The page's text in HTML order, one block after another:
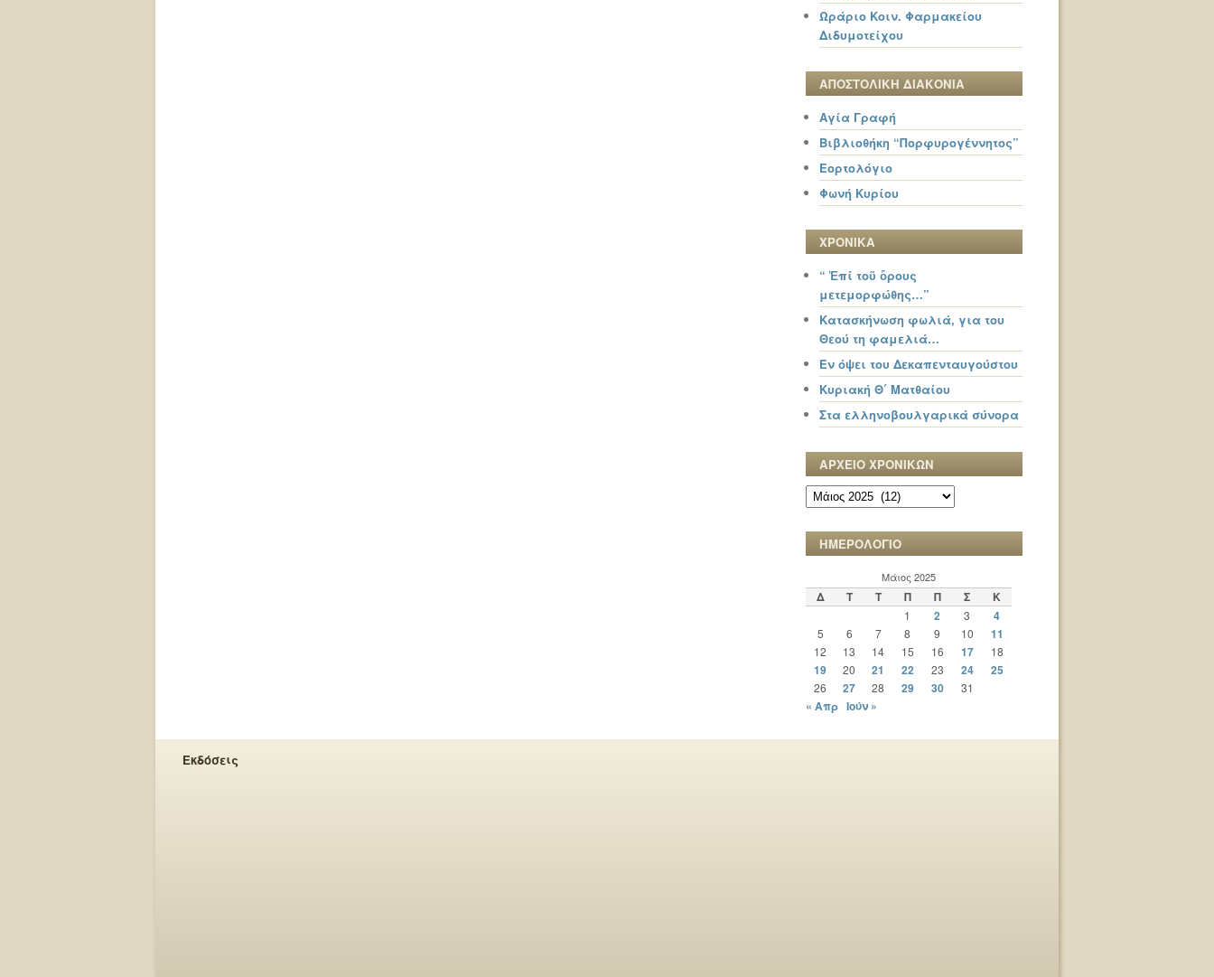
Ωράριο Κοιν. Φαρμακείου
Διδυμοτείχου
ΑΠΟΣΤΟΛΙΚΗ ΔΙΑΚΟΝΙΑ
Αγία Γραφή
Βιβλιοθήκη “Πορφυρογέννητος”
Εορτολόγιο
Φωνή Κυρίου
ΧΡΟΝΙΚΑ
“ Ἐπί τοῦ ὄρους
μετεμορφώθης…”
Κατασκήνωση φωλιά, για του
Θεού τη φαμελιά…
Εν όψει του Δεκαπενταυγούστου
Κυριακή Θ΄ Ματθαίου
Στα ελληνοβουλγαρικά σύνορα
ΑΡΧΕΙΟ ΧΡΟΝΙΚΩΝ
ΑΡΧΕΙΟ
ΧΡΟΝΙΚΩΝ
ΗΜΕΡΟΛΟΓΙΟ
Μάιος 2025
Δ Τ Τ Π Π Σ Κ
1 2 3 4
5 6 7 8 9 10 11
12 13 14 15 16 17 18
19 20 21 22 23 24 25
26 27 28 29 30 31
« Απρ Ιούν »
Εκδόσεις